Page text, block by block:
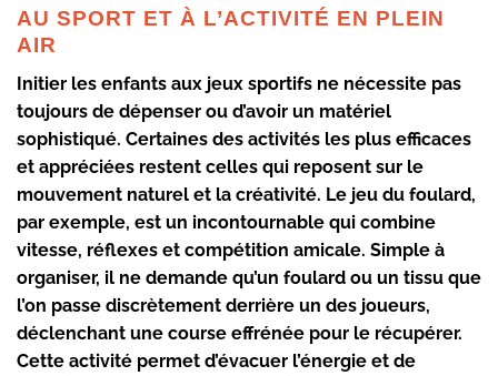
AU SPORT ET À L’ACTIVITÉ EN PLEIN
AIR
Initier les enfants aux jeux sportifs ne nécessite pas
toujours de dépenser ou d’avoir un matériel
sophistiqué. Certaines des activités les plus efficaces
et appréciées restent celles qui reposent sur le
mouvement naturel et la créativité. Le jeu du foulard,
par exemple, est un incontournable qui combine
vitesse, réflexes et compétition amicale. Simple à
organiser, il ne demande qu’un foulard ou un tissu que
l’on passe discrètement derrière un des joueurs,
déclenchant une course effrénée pour le récupérer.
Cette activité permet d’évacuer l’énergie et de